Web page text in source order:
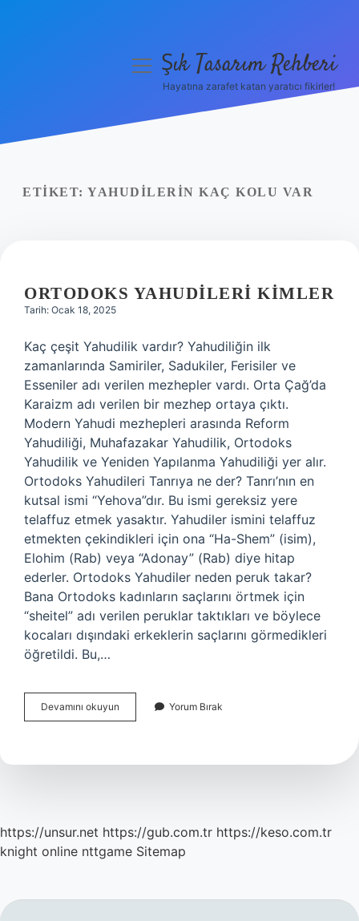
Yasal Uyarı
menüyüŞık Tasarım Rehberi
Hayatına zarafet katan yaratıcı fikirler!
ETIKET: YAHUDILERIN KAÇ KOLU VAR
ORTODOKS YAHUDILERI KIMLER
Tarih: Ocak 18, 2025
Kaç çeşit Yahudilik vardır? Yahudiliğin ilk
zamanlarında Samiriler, Sadukiler, Ferisiler ve
Esseniler adı verilen mezhepler vardı. Orta Çağ’da
Karaizm adı verilen bir mezhep ortaya çıktı.
Modern Yahudi mezhepleri arasında Reform
Yahudiliği, Muhafazakar Yahudilik, Ortodoks
Yahudilik ve Yeniden Yapılanma Yahudiliği yer alır.
Ortodoks Yahudileri Tanrıya ne der? Tanrı’nın en
kutsal ismi “Yehova”dır. Bu ismi gereksiz yere
telaffuz etmek yasaktır. Yahudiler ismini telaffuz
etmekten çekindikleri için ona “Ha-Shem” (isim),
Elohim (Rab) veya “Adonay” (Rab) diye hitap
ederler. Ortodoks Yahudiler neden peruk takar?
Bana Ortodoks kadınların saçlarını örtmek için
“sheitel” adı verilen peruklar taktıkları ve böylece
kocaları dışındaki erkeklerin saçlarını görmedikleri
öğretildi. Bu,…
Devamını okuyun Ortodoks
Yahudileri
Yorum Bırak
https://unsur.net https://gub.com.tr https://keso.com.tr
knight online nttgame Sitemap